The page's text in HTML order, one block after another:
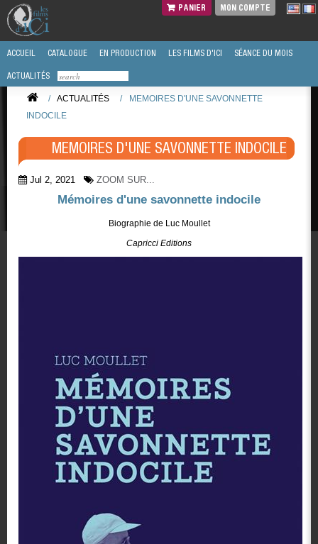
PANIER MON COMPTE
ACCUEIL CATALOGUE EN PRODUCTION LES FILMS D'ICI SÉANCE DU MOIS
ACTUALITÉS
/ ACTUALITÉS /
MEMOIRES D'UNE SAVONNETTE
INDOCILE
MEMOIRES D'UNE SAVONNETTE INDOCILE
Jul 2, 2021 ZOOM SUR...
Mémoires d'une savonnette indocile
Biographie de Luc Moullet
Capricci Editions